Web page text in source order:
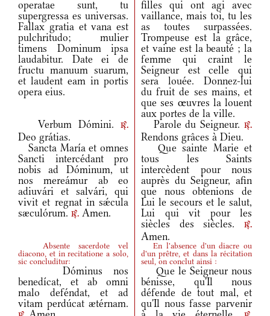
operatae sunt, tu
supergressa es universas.
Fallax gratia et vana est
pulchritudo; mulier
timens Dominum ipsa
laudabitur. Date ei de
fructu manuum suarum,
et laudent eam in portis
opera eius.
filles qui ont agi avec
vaillance, mais toi, tu les
as toutes surpassées.
Trompeuse est la grâce,
et vaine est la beauté ; la
femme qui craint le
Seigneur est celle qui
sera louée. Donnez-lui
du fruit de ses mains, et
que ses œuvres la louent
aux portes de la ville.
Verbum Dómini.
r.
Deo grátias.
Parole du Seigneur. r.
Rendons grâces à Dieu.
Sancta María et omnes
Sancti intercédant pro
nobis ad Dóminum, ut
nos mereámur ab eo
adiuvári et salvári, qui
vivit et regnat in sǽcula
sæculórum. r. Amen.
Que sainte Marie et
tous les Saints
intercèdent pour nous
auprès du Seigneur, afin
que nous obtenions de
Lui le secours et le salut,
Lui qui vit pour les
siècles des siècles.
r.
Amen.
Absente sacerdote vel
diacono, et in recitatione a solo,
sic concluditur:
En l'absence d'un diacre ou
d'un prêtre, et dans la récitation
seul, on conclut ainsi :
Dóminus nos
benedícat, et ab omni
malo deféndat, et ad
vitam perdúcat ætérnam.
Que le Seigneur nous
bénisse, qu'Il nous
défende de tout mal, et
qu'Il nous fasse parvenir